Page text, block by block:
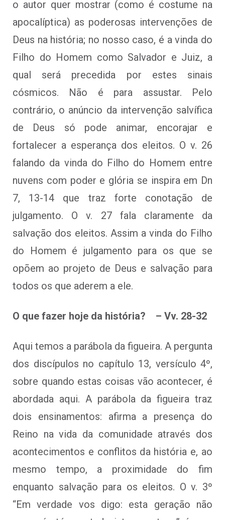
o autor quer mostrar (como é costume na
apocalíptica) as poderosas intervenções de
Deus na história; no nosso caso, é a vinda do
Filho do Homem como Salvador e Juiz, a
qual será precedida por estes sinais
cósmicos. Não é para assustar. Pelo
contrário, o anúncio da intervenção salvífica
de Deus só pode animar, encorajar e
fortalecer a esperança dos eleitos. O v. 26
falando da vinda do Filho do Homem entre
nuvens com poder e glória se inspira em Dn
7, 13-14 que traz forte conotação de
julgamento. O v. 27 fala claramente da
salvação dos eleitos. Assim a vinda do Filho
do Homem é julgamento para os que se
opõem ao projeto de Deus e salvação para
todos os que aderem a ele.
O que fazer hoje da história? – Vv. 28-32
Aqui temos a parábola da figueira. A pergunta
dos discípulos no capítulo 13, versículo 4º,
sobre quando estas coisas vão acontecer, é
abordada aqui. A parábola da figueira traz
dois ensinamentos: afirma a presença do
Reino na vida da comunidade através dos
acontecimentos e conflitos da história e, ao
mesmo tempo, a proximidade do fim
enquanto salvação para os eleitos. O v. 3º
“Em verdade vos digo: esta geração não